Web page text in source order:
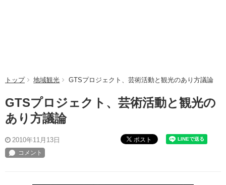
トップ 地域観光 GTSプロジェクト、芸術活動と観光のあり方議論
GTSプロジェクト、芸術活動と観光の
あり方議論
2010年11月13日 ポスト